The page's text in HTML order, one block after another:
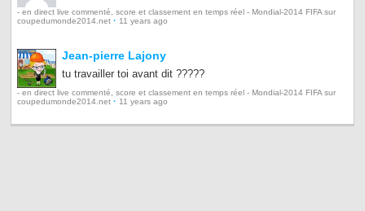
- en direct live commenté, score et classement en temps réel - Mondial-2014 FIFA sur
coupedumonde2014.net · 11 years ago
Jean-pierre Lajony
tu travailler toi avant dit ?????
- en direct live commenté, score et classement en temps réel - Mondial-2014 FIFA sur
coupedumonde2014.net · 11 years ago